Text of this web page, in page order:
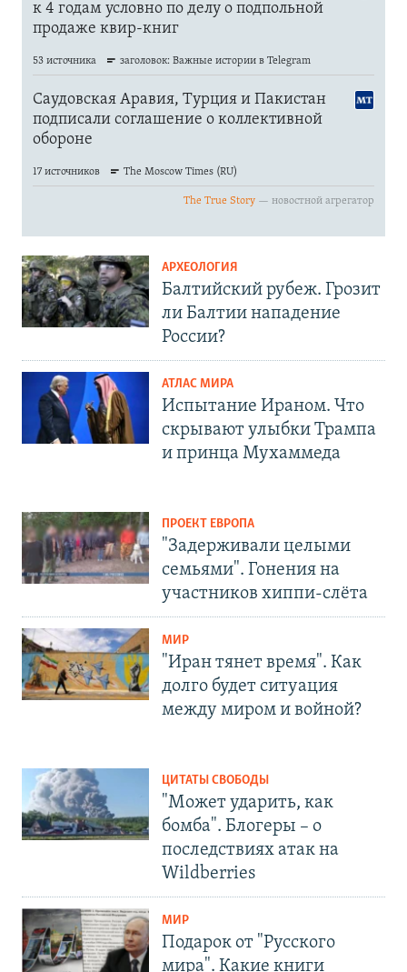
АРХЕОЛОГИЯ
Балтийский рубеж. Грозит
ли Балтии нападение
России?
АТЛАС МИРА
Испытание Ираном. Что
скрывают улыбки Трампа
и принца Мухаммеда
ПРОЕКТ ЕВРОПА
"Задерживали целыми
семьями". Гонения на
участников хиппи-слёта
МИР
"Иран тянет время". Как
долго будет ситуация
между миром и войной?
ЦИТАТЫ СВОБОДЫ
"Может ударить, как
бомба". Блогеры – о
последствиях атак на
Wildberries
МИР
Подарок от "Русского
мира". Какие книги